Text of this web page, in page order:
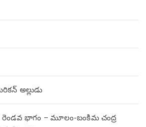
అల్లుడు
భాగం – మూలం-బంకిమ చంద్ర